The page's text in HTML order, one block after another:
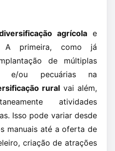
agrícola e
primeira, como já
de múltiplas
e/ou pecuárias na
ruralvai além,
atividades
Isso pode variar desde
manuais até a oferta de
criação de atrações